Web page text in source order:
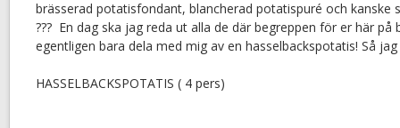
brässerad potatisfondant, blancherad potatispuré och kanske
??? En dag ska jag reda ut alla de där begreppen för er här på
egentligen bara dela med mig av en hasselbackspotatis! Så
HASSELBACKSPOTATIS ( 4 pers)